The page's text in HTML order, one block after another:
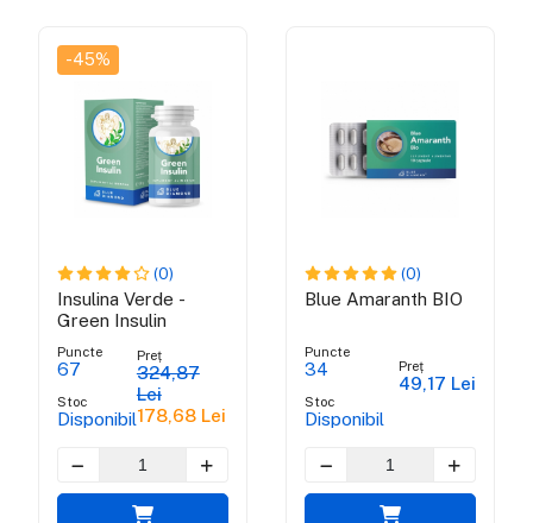
-45%
(0)
Insulina Verde -
Green Insulin
Puncte
67
Stoc
Disponibil
Preț
324,87
Lei
178,68 Lei
(0)
Blue Amaranth BIO
Puncte
34
Stoc
Disponibil
Preț
49,17 Lei